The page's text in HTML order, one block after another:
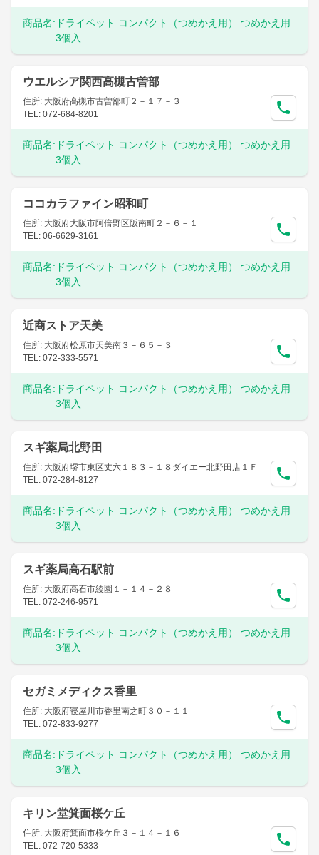
商品名: ドライペット コンパクト（つめかえ用） つめかえ用
3個入
ウエルシア関西高槻古曽部
住所: 大阪府高槻市古曽部町２－１７－３
TEL: 072-684-8201
商品名: ドライペット コンパクト（つめかえ用） つめかえ用
3個入
ココカラファイン昭和町
住所: 大阪府大阪市阿倍野区阪南町２－６－１
TEL: 06-6629-3161
商品名: ドライペット コンパクト（つめかえ用） つめかえ用
3個入
近商ストア天美
住所: 大阪府松原市天美南３－６５－３
TEL: 072-333-5571
商品名: ドライペット コンパクト（つめかえ用） つめかえ用
3個入
スギ薬局北野田
住所: 大阪府堺市東区丈六１８３－１８ダイエー北野田店１Ｆ
TEL: 072-284-8127
商品名: ドライペット コンパクト（つめかえ用） つめかえ用
3個入
スギ薬局高石駅前
住所: 大阪府高石市綾園１－１４－２８
TEL: 072-246-9571
商品名: ドライペット コンパクト（つめかえ用） つめかえ用
3個入
セガミメディクス香里
住所: 大阪府寝屋川市香里南之町３０－１１
TEL: 072-833-9277
商品名: ドライペット コンパクト（つめかえ用） つめかえ用
3個入
キリン堂箕面桜ケ丘
住所: 大阪府箕面市桜ケ丘３－１４－１６
TEL: 072-720-5333